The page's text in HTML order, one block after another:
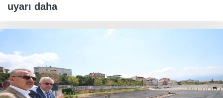
uyarı daha